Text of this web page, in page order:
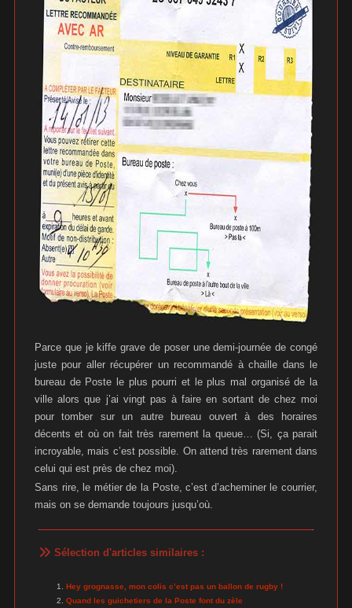
Parce que je kiffe grave de poser une demi-journée de congé
juste pour aller récupérer un recommandé à chaille dans le
bureau de Poste le plus pourri et le plus mal organisé de la
ville alors que j’ai vingt pas à faire en sortant de chez moi
pour tomber sur un autre bureau ouvert à des horaires
décents et où on fait très rarement la queue… (Si, ça parait
incroyable, mais c’est possible. On attend très rarement dans
celui qui est près de chez moi).
Sans rire, le métier de la Poste, c’est d’acheminer le courrier,
mais on se demande toujours jusqu’où.
Sélection d'articles similaires :
Hey grognasse, mon colis c’est pas un ballon de rugby !
Quand les guichetiers de la Poste font du zèle